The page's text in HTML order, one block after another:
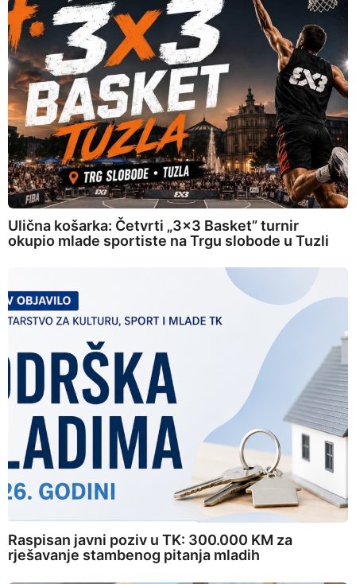
Ulična košarka: Četvrti „3×3 Basket” turnir
okupio mlade sportiste na Trgu slobode u Tuzli
Raspisan javni poziv u TK: 300.000 KM za
rješavanje stambenog pitanja mladih